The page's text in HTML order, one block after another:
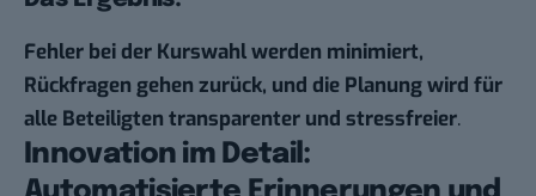
Fehler bei der Kurswahl werden minimiert,
Rückfragen gehen zurück, und die Planung wird für
alle Beteiligten transparenter und stressfreier.
Innovation im Detail: